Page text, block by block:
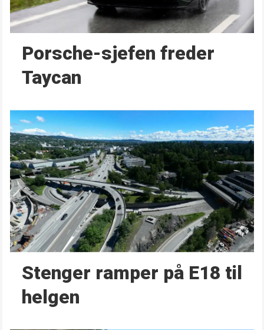
Porsche-sjefen freder
Taycan
Stenger ramper på E18 til
helgen